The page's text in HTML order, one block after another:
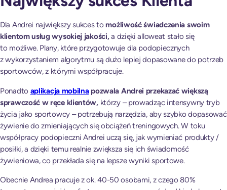
Dla Andrei największy sukces tomożliwość świadczenia swoim
klientom usług wysokiej jakości,a dzięki alloweat stało się
to możliwe. Plany, które przygotowuje dla podopiecznych
z wykorzystaniem algorytmu są dużo lepiej dopasowane do potrzeb
sportowców, z którymi współpracuje.
Ponadto aplikacja mobilnapozwala Andrei przekazać większą
sprawczość w ręce klientów,którzy – prowadząc intensywny tryb
życia jako sportowcy – potrzebują narzędzia, aby szybko dopasować
żywienie do zmieniających się obciążeń treningowych. W toku
współpracy podopieczni Andrei uczą się, jak wymieniać produkty /
posiłki, a dzięki temu realnie zwiększa się ich świadomość
żywieniowa, co przekłada się na lepsze wyniki sportowe.
Obecnie Andrea pracuje z ok. 40-50 osobami, z czego 80%